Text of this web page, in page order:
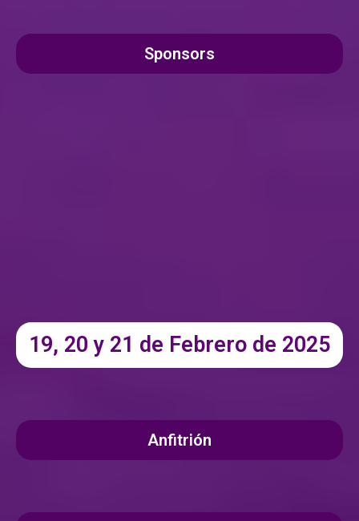
Sponsors
19, 20 y 21 de Febrero de 2025
Anfitrión